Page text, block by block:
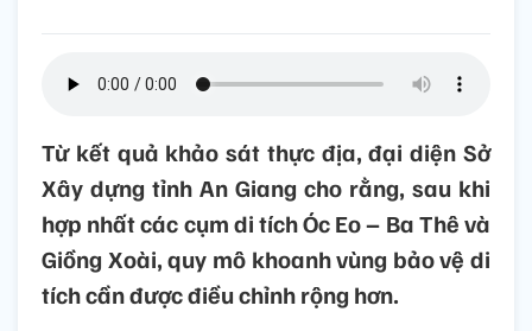
Từ kết quả khảo sát thực địa, đại diện Sở
Xây dựng tỉnh An Giang cho rằng, sau khi
hợp nhất các cụm di tích Óc Eo – Ba Thê và
Giồng Xoài, quy mô khoanh vùng bảo vệ di
tích cần được điều chỉnh rộng hơn.